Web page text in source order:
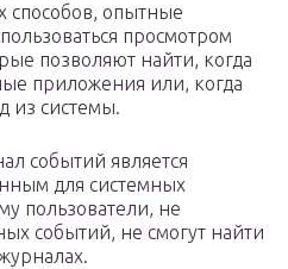
опытные
просмотром
позволяют найти, когда
приложения или, когда
из системы.
событий является
для системных
пользователи, не
событий, не смогут найти